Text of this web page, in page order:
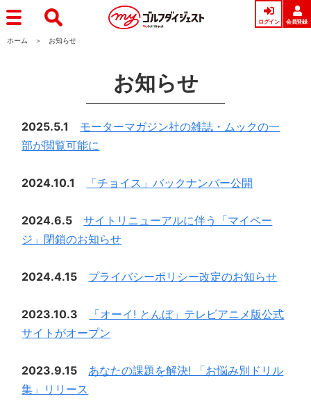
ログイン 会員登録
ホーム お知らせ
お知らせ
2025.5.1
モーターマガジン社の雑誌・ムックの一
部が閲覧可能に
2024.10.1 「チョイス」バックナンバー公開
2024.6.5
サイトリニューアルに伴う「マイペー
ジ」閉鎖のお知らせ
2024.4.15 プライバシーポリシー改定のお知らせ
2023.10.3
「オーイ! とんぼ」テレビアニメ版公式
サイトがオープン
2023.9.15
あなたの課題を解決! 「お悩み別ドリル
集」リリース